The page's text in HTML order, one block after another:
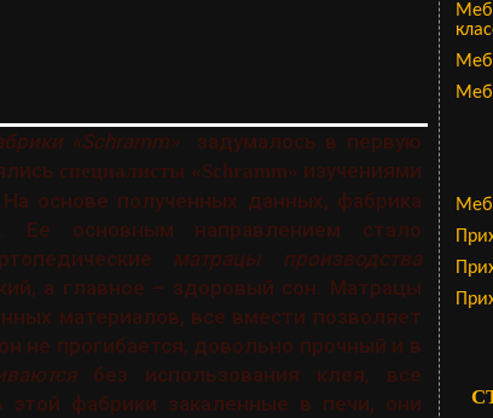
«Schramm» задумалось в первую
специалисты «Schramm» изучениями
основе полученных данных, фабрика
Ее основным направлением стало
матрацы производства
а главное – здоровый сон. Матрацы
материалов, все вмести позволяет
не прогибается, довольно прочный и в
без использования клея, все
фабрики закаленные в печи, они